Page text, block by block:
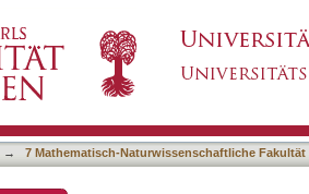
→ 7 Mathematisch-Naturwissenschaftliche Fakultät